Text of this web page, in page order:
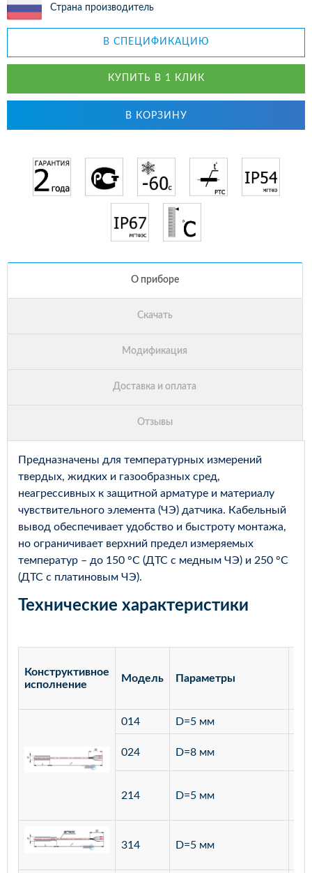
Страна производитель
В СПЕЦИФИКАЦИЮ
КУПИТЬ В 1 КЛИК
В КОРЗИНУ
Предназначены для температурных измерений
твердых, жидких и газообразных сред,
неагрессивных к защитной арматуре и материалу
чувствительного элемента (ЧЭ) датчика. Кабельный
вывод обеспечивает удобство и быстроту монтажа,
но ограничивает верхний предел измеряемых
температур – до 150 °С (ДТС с медным ЧЭ) и 250 °С
(ДТС с платиновым ЧЭ).
Технические характеристики
Конструктивное
исполнение
Модель Параметры
014 D=5 мм
024 D=8 мм
214 D=5 мм
314 D=5 мм